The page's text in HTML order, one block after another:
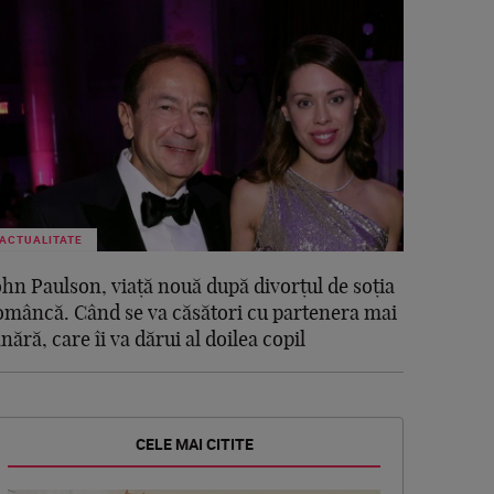
ACTUALITATE
Paulson, viață nouă după divorțul de soția
Când se va căsători cu partenera mai
care îi va dărui al doilea copil
CELE MAI CITITE